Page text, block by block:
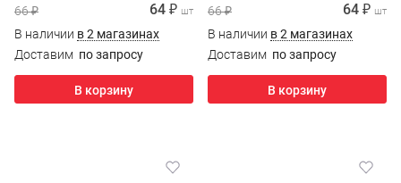
66 ₽ 64 ₽ шт
В наличии в 2 магазинах
Доставим по запросу
В корзину
66 ₽ 64 ₽ шт
В наличии в 2 магазинах
Доставим по запросу
В корзину